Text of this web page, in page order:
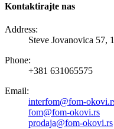
Kontaktirajte nas
Address:
Steve Jovanovica 57,
Phone:
+381 631065575
Email:
interfom@fom-
fom@fom-okovi.rs
prodaja@fom-okovi.rs